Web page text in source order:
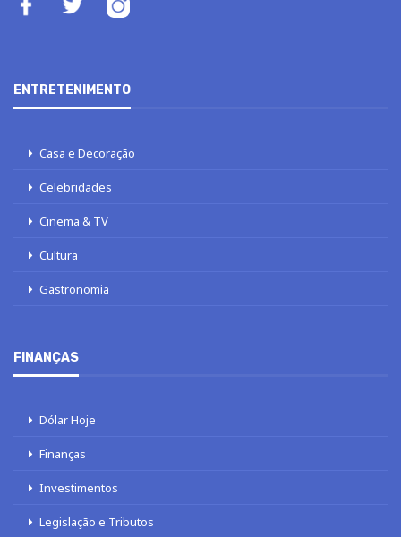
ENTRETENIMENTO
Casa e Decoração
Celebridades
Cinema & TV
Cultura
Gastronomia
FINANÇAS
Dólar Hoje
Finanças
Investimentos
Legislação e Tributos